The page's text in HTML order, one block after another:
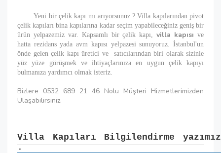
Yeni bir çelik kapı mı arıyorsunuz ? Villa kapılarından pivot
çelik kapıları bina kapılarına kadar seçim yapabileceğiniz geniş bir
ürün yelpazemiz var. Kapsamlı bir çelik kapı,villa kapısı ve
hatta rezidans yada avm kapısı yelpazesi sunuyoruz. İstanbul'un
önde gelen çelik kapı üretici ve satıcılarından biri olarak sizinle
yüz yüze görüşmek ve ihtiyaçlarınıza en uygun çelik kapıyı
bulmanıza yardımcı olmak isteriz.
Bizlere 0532 689 21 46 Nolu Müşteri Hizmetlerimizden
Ulaşabilirsiniz.
Villa Kapıları Bilgilendirme yazımız
.